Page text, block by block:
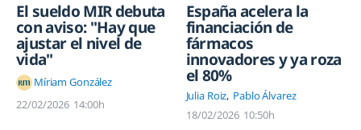
El sueldo MIR debuta
con aviso: "Hay que
ajustar el nivel de
vida"
Míriam González
22/02/2026 14:00h
España acelera la
financiación de
fármacos
innovadores y ya roza
el 80%
Julia Roiz Pablo Álvarez
18/02/2026 10:50h